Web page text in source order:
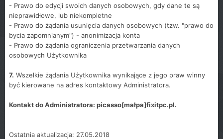
- Prawo do edycji swoich danych osobowych, gdy dane te są
nieprawidłowe, lub niekompletne
- Prawo do żądania usunięcia danych osobowych (tzw. "prawo do
bycia zapomnianym") - anonimizacja konta
- Prawo do żądania ograniczenia przetwarzania danych
osobowych Użytkownika
7. Wszelkie żądania Użytkownika wynikające z jego praw winny
być kierowane na adres kontaktowy Administratora.
Kontakt do Administratora: picasso[małpa]fixitpc.pl.
Ostatnia aktualizacja: 27.05.2018